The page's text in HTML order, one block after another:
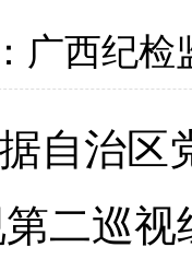
广西纪检
自治区
二巡